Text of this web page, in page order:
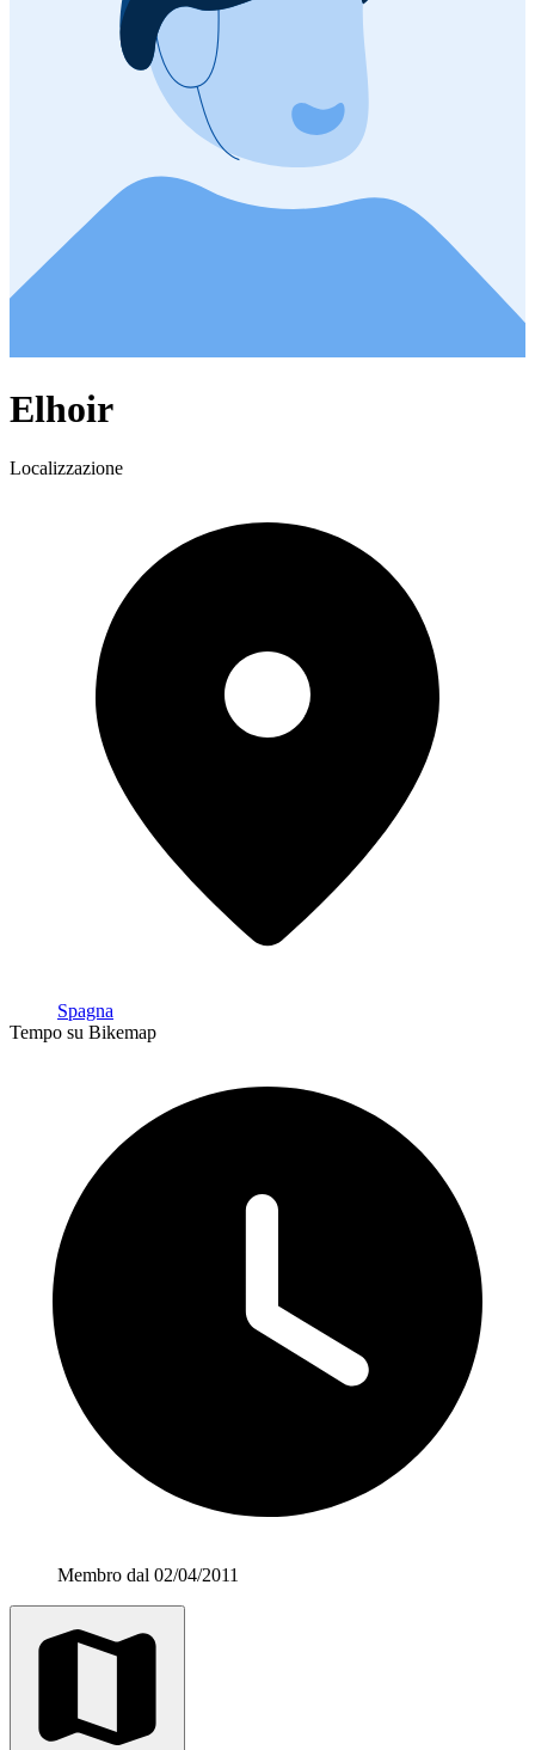
Elhoir
Localizzazione
Spagna
Tempo su Bikemap
Membro dal 02/04/2011